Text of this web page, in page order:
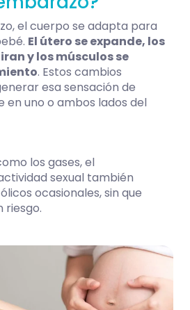
el cuerpo se adapta para
El útero se expande, los
y los músculos se
. Estos cambios
esa sensación de
uno o ambos lados del
los gases, el
sexual también
ocasionales, sin que
riesgo.